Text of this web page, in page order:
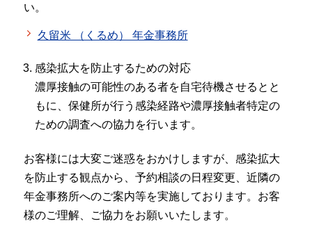
い。
久留米 （くるめ） 年金事務所
感染拡大を防止するための対応
濃厚接触の可能性のある者を自宅待機させるとと
もに、保健所が行う感染経路や濃厚接触者特定の
ための調査への協力を行います。
お客様には大変ご迷惑をおかけしますが、感染拡大
を防止する観点から、予約相談の日程変更、近隣の
年金事務所へのご案内等を実施しております。お客
様のご理解、ご協力をお願いいたします。